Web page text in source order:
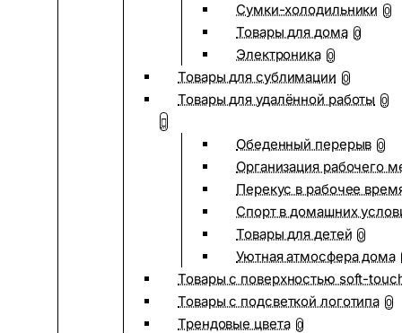
Сумки-холодильники 0
Товары для дома 0
Электроника 0
Товары для сублимации 0
Товары для удалённой работы 0
Обеденный перерыв 0
Организация рабочего
Перекус в рабочее
Спорт в домашних
Товары для детей 0
Уютная атмосфера дома
Товары с поверхностью soft-
Товары с подсветкой логотипа 0
Трендовые цвета 0